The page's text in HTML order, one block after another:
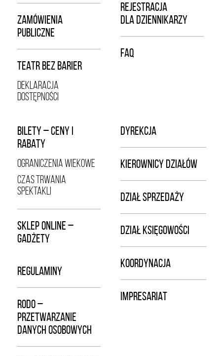
ZAMÓWIENIA
PUBLICZNE
TEATR BEZ BARIER
DEKLARACJA
DOSTĘPNOŚCI
REJESTRACJA
DLA DZIENNIKARZY
FAQ
BILETY – CENY I
RABATY
OGRANICZENIA WIEKOWE
CZAS TRWANIA
SPEKTAKLI
SKLEP ONLINE –
GADŻETY
REGULAMINY
RODO –
PRZETWARZANIE
DANYCH OSOBOWYCH
DYREKCJA
KIEROWNICY DZIAŁÓW
DZIAŁ SPRZEDAŻY
DZIAŁ KSIĘGOWOŚCI
KOORDYNACJA
IMPRESARIAT